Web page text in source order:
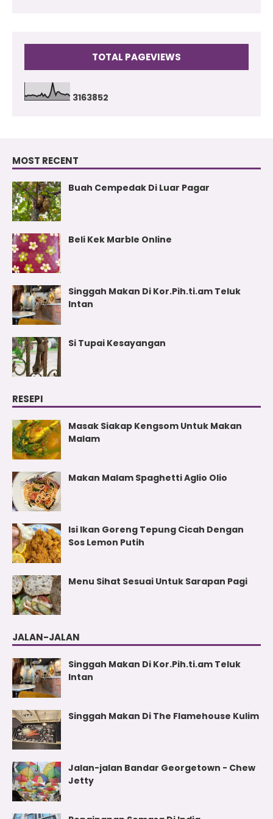
TOTAL PAGEVIEWS
3163852
MOST RECENT
Buah Cempedak Di Luar Pagar
Beli Kek Marble Online
Singgah Makan Di Kor.Pih.ti.am Teluk
Intan
Si Tupai Kesayangan
RESEPI
Masak Siakap Kengsom Untuk Makan
Malam
Makan Malam Spaghetti Aglio Olio
Isi Ikan Goreng Tepung Cicah Dengan
Sos Lemon Putih
Menu Sihat Sesuai Untuk Sarapan Pagi
JALAN-JALAN
Singgah Makan Di Kor.Pih.ti.am Teluk
Intan
Singgah Makan Di The Flamehouse Kulim
Jalan-jalan Bandar Georgetown - Chew
Jetty